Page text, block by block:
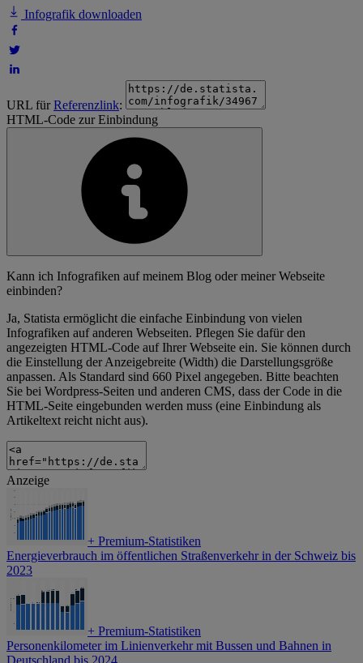
Infografik downloaden
URL fürReferenzlink:
HTML-Code zur Einbindung
Kann ich Infografiken auf meinem Blog oder meiner Webseite
einbinden?
Ja, Statista ermöglicht die einfache Einbindung von vielen
Infografiken auf anderen Webseiten. Pflegen Sie dafür den
angezeigten HTML-Code auf Ihrer Webseite ein. Sie können durch
die Einstellung der Anzeigebreite (Width) die Darstellungsgröße
anpassen. Als Standard sind 660 Pixel angegeben. Bitte beachten
Sie bei Wordpress-Seiten und anderen CMS, dass der Code in die
HTML-Seite eingebunden werden muss (eine Einbindung als
Artikeltext reicht nicht aus).
Anzeige
+ Premium-Statistiken
Energieverbrauch im öffentlichen Straßenverkehr in der Schweiz bis
2023
+ Premium-Statistiken
Personenkilometer im Linienverkehr mit Bussen und Bahnen in